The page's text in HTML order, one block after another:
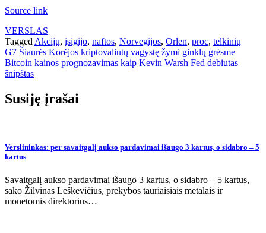
Source link
VERSLAS
Tagged Akcijų, įsigijo, naftos, Norvegijos, Orlen, proc, telkinių
Navigacija
tarp
G7 Šiaurės Korėjos kriptovaliutų vagystę žymi ginklų grėsme
Bitcoin kainos prognozavimas kaip Kevin Warsh Fed debiutas
šnipštas
Susiję įrašai
Verslininkas: per savaitgalį aukso pardavimai išaugo 3 kartus, o sidabro – 5
kartus
Savaitgalį aukso pardavimai išaugo 3 kartus, o sidabro – 5 kartus,
sako Žilvinas Leškevičius, prekybos tauriaisiais metalais ir
monetomis direktorius…